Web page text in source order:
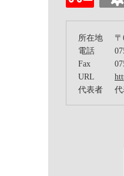
所在地
電話
Fax
URL
代表者